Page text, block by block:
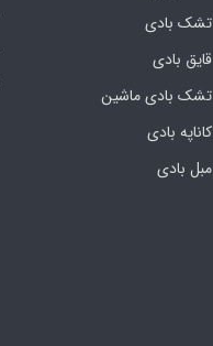
تشک بادی
قایق بادی
تشک بادی ماشین
کاناپه بادی
مبل بادی